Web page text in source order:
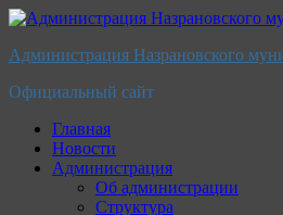
Перейти
содержимому
Администрация Назрановского
Официальный сайт
Главная
Новости
Администрация
Об администрации
Структура